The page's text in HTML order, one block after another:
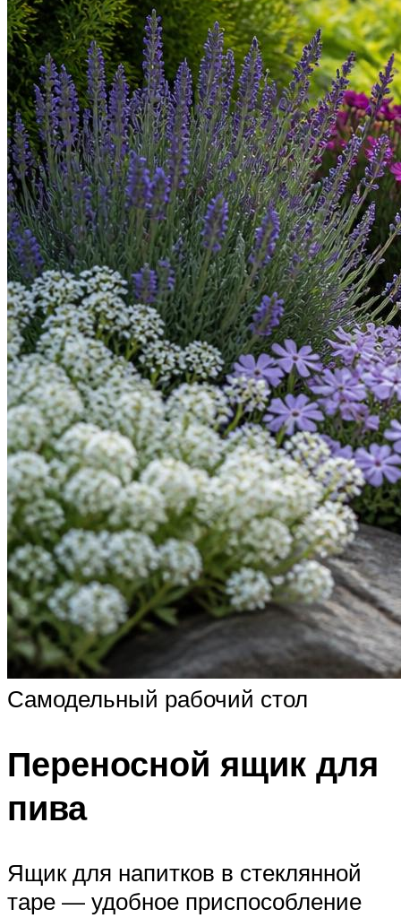
Самодельный рабочий стол
Переносной ящик для
пива
Ящик для напитков в стеклянной
таре — удобное приспособление